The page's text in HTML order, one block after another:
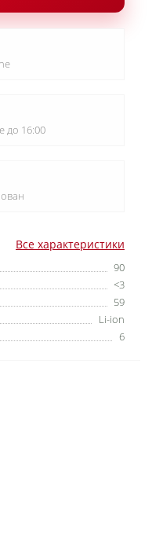
Все характеристики
90
<3
59
Li-ion
6
до 16:00